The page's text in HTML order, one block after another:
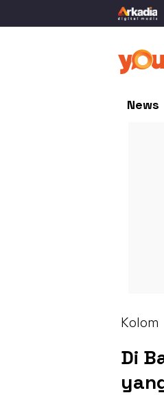
News
Kolom
Di